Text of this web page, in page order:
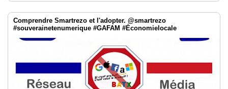
Comprendre Smartrezo et l'adopter. @smartrezo
#souverainetenumerique #GAFAM #Économielocale